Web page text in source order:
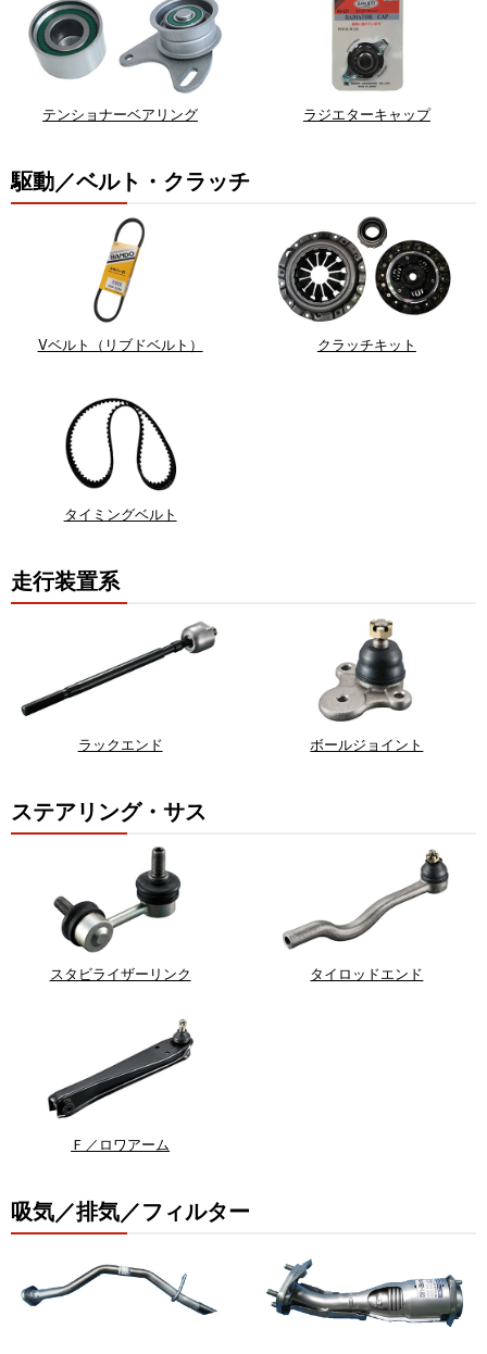
テンショナーベアリング ラジエターキャップ
駆動／ベルト・クラッチ
Vベルト（リブドベルト） クラッチキット
タイミングベルト
走行装置系
ラックエンド ボールジョイント
ステアリング・サス
スタビライザーリンク タイロッドエンド
Ｆ／ロワアーム
吸気／排気／フィルター